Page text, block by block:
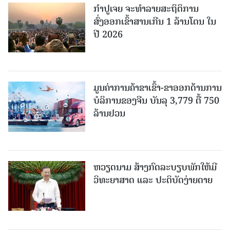
ກຳປູເຈຍ ຈະທຳລາຍສະຖິຕິການ
ສົ່ງອອກເຂົ້າສານເກີນ 1 ລ້ານໂຕນ ໃນ
ປີ 2026
ມູນຄ່າການຄ້າຂາເຂົ້າ-ຂາອອກດ້ານການ
ບໍລິການຂອງຈີນ ບັນລຸ 3,779 ຕື້ 750
ລ້ານຢວນ
ຫວຽດນາມ ສ້າງກົດລະບຽບພັກໃຫ້ມີ
ວິທະຍາສາດ ແລະ ປະຕິບັດງ່າຍດາຍ